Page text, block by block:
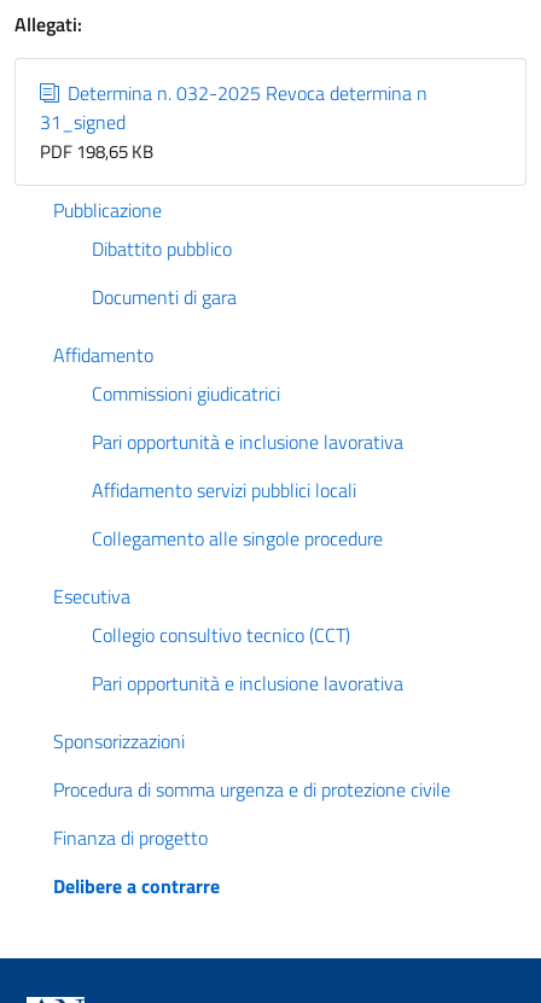
Allegati:
Determina n. 032-2025 Revoca determina n
31_signed
PDF 198,65 KB
Pubblicazione
Dibattito pubblico
Documenti di gara
Affidamento
Commissioni giudicatrici
Pari opportunità e inclusione lavorativa
Affidamento servizi pubblici locali
Collegamento alle singole procedure
Esecutiva
Collegio consultivo tecnico (CCT)
Pari opportunità e inclusione lavorativa
Sponsorizzazioni
Procedura di somma urgenza e di protezione civile
Finanza di progetto
Delibere a contrarre